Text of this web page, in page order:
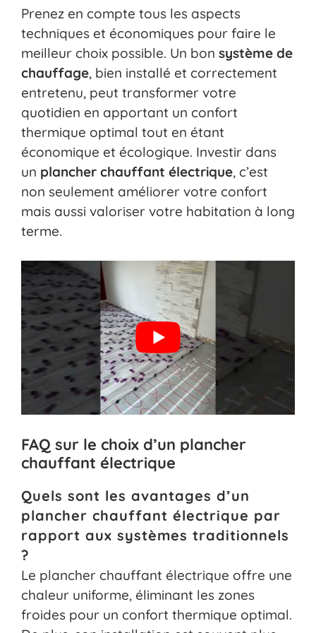
Prenez en compte tous les aspects
techniques et économiques pour faire le
meilleur choix possible. Un bon système de
chauffage, bien installé et correctement
entretenu, peut transformer votre
quotidien en apportant un confort
thermique optimal tout en étant
économique et écologique. Investir dans
un plancher chauffant électrique, c’est
non seulement améliorer votre confort
mais aussi valoriser votre habitation à long
terme.
FAQ sur le choix d’un plancher
chauffant électrique
Quels sont les avantages d’un
plancher chauffant électrique par
rapport aux systèmes traditionnels
?
Le plancher chauffant électrique offre une
chaleur uniforme, éliminant les zones
froides pour un confort thermique optimal.